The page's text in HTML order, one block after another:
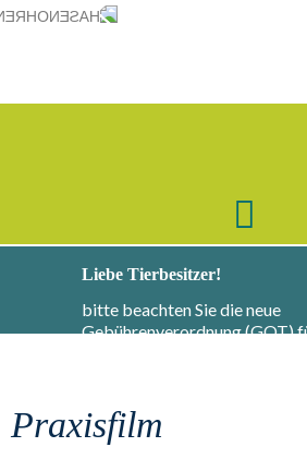
Liebe Tierbesitzer!
bitte beachten Sie die neue
Gebührenverordnung (GOT)
Praxisfilm